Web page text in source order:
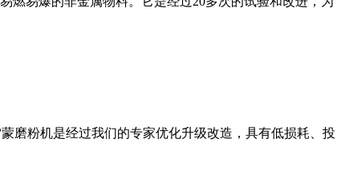
磨粉机是经过我们的专家优化升级改造，具有低损耗、投